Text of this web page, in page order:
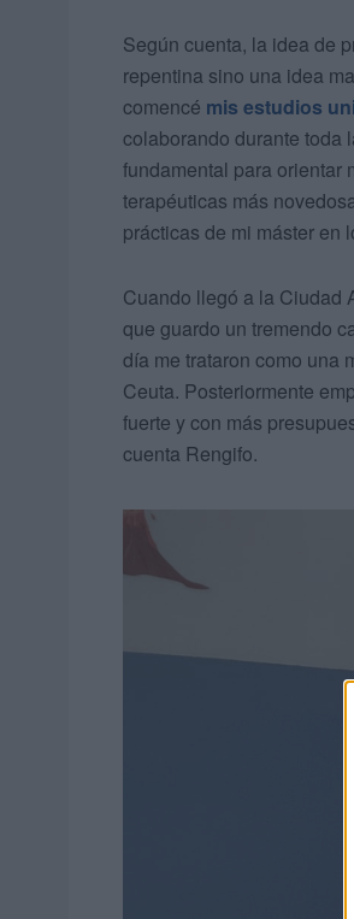
Según cuenta, la idea de
repentina sino una idea
comencé mis estudios
colaborando durante toda
fundamental para orientar
terapéuticas más
prácticas de mi máster en
Cuando llegó a la Ciudad
que guardo un tremendo
día me trataron como una
Ceuta. Posteriormente
fuerte y con más
cuenta Rengifo.